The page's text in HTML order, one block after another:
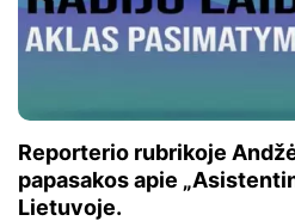
Reporterio rubrikoje
papasakos apie
Lietuvoje.